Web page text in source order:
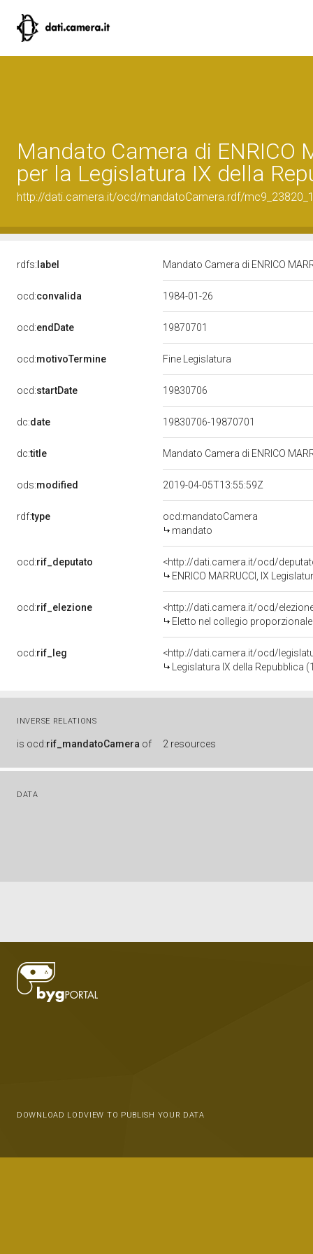
Mandato Camera di ENRICO
per la Legislatura IX della
http://dati.camera.it/ocd/mandatoCamera.rdf/
rdfs: label Mandato Camera di ENRICO
ocd:convalida 1984-01-26
ocd:endDate 19870701
ocd:motivoTermine Fine Legislatura
ocd:startDate 19830706
dc:date 19830706-19870701
dc:title Mandato Camera di ENRICO
ods:modified 2019-04-05T13:55:59Z
rdf:type
ocd:mandatoCamera
mandato
ocd:rif_deputato
<http://dati.camera.it/ocd/
ENRICO MARRUCCI, IX
ocd:rif_elezione
<http://dati.camera.it/ocd/
Eletto nel collegio proporzionale
ocd:rif_leg
<http://dati.camera.it/ocd/
Legislatura IX della Repubblica
INVERSE RELATIONS
is ocd:rif_mandatoCamera of 2 resources
DATA
DOWNLOAD LODVIEW TO PUBLISH YOUR DATA